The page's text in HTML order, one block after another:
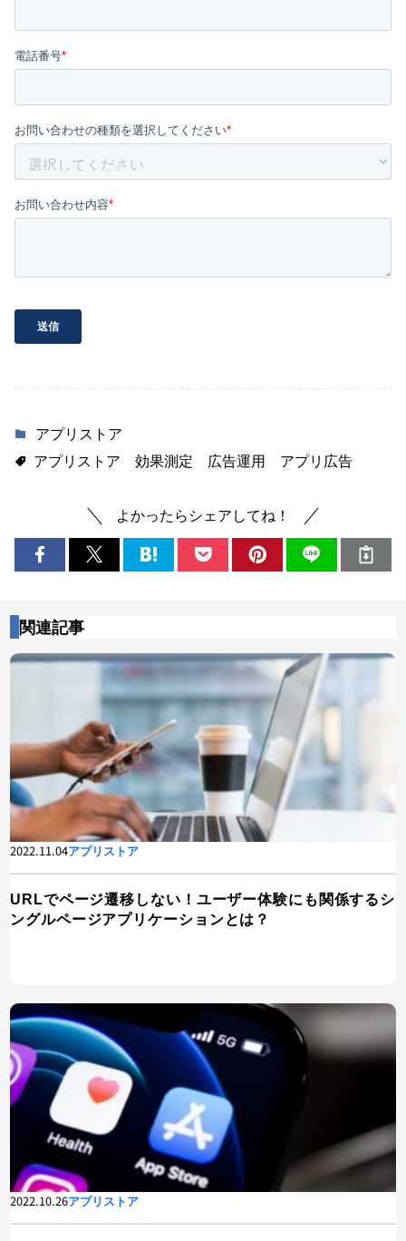
アプリストア
アプリストア
効果測定 広告運用 アプリ広告
よかったらシェアしてね！
関連記事
2022.11.04アプリストア
URLでページ遷移しない！ユーザー体験にも関係するシ
ングルページアプリケーションとは？
2022.10.26アプリストア